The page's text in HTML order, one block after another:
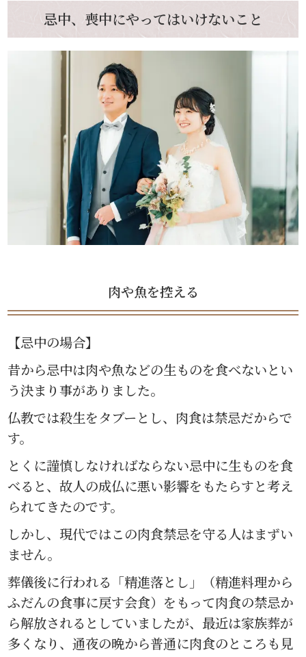
忌中、喪中にやってはいけないこと
肉や魚を控える
【忌中の場合】
昔から忌中は肉や魚などの生ものを食べないとい
う決まり事がありました。
仏教では殺生をタブーとし、肉食は禁忌だからで
す。
とくに謹慎しなければならない忌中に生ものを食
べると、故人の成仏に悪い影響をもたらすと考え
られてきたのです。
しかし、現代ではこの肉食禁忌を守る人はまずい
ません。
葬儀後に行われる「精進落とし」（精進料理から
ふだんの食事に戻す会食）をもって肉食の禁忌か
ら解放されるとしていましたが、最近は家族葬が
多くなり、通夜の晩から普通に肉食のところも見